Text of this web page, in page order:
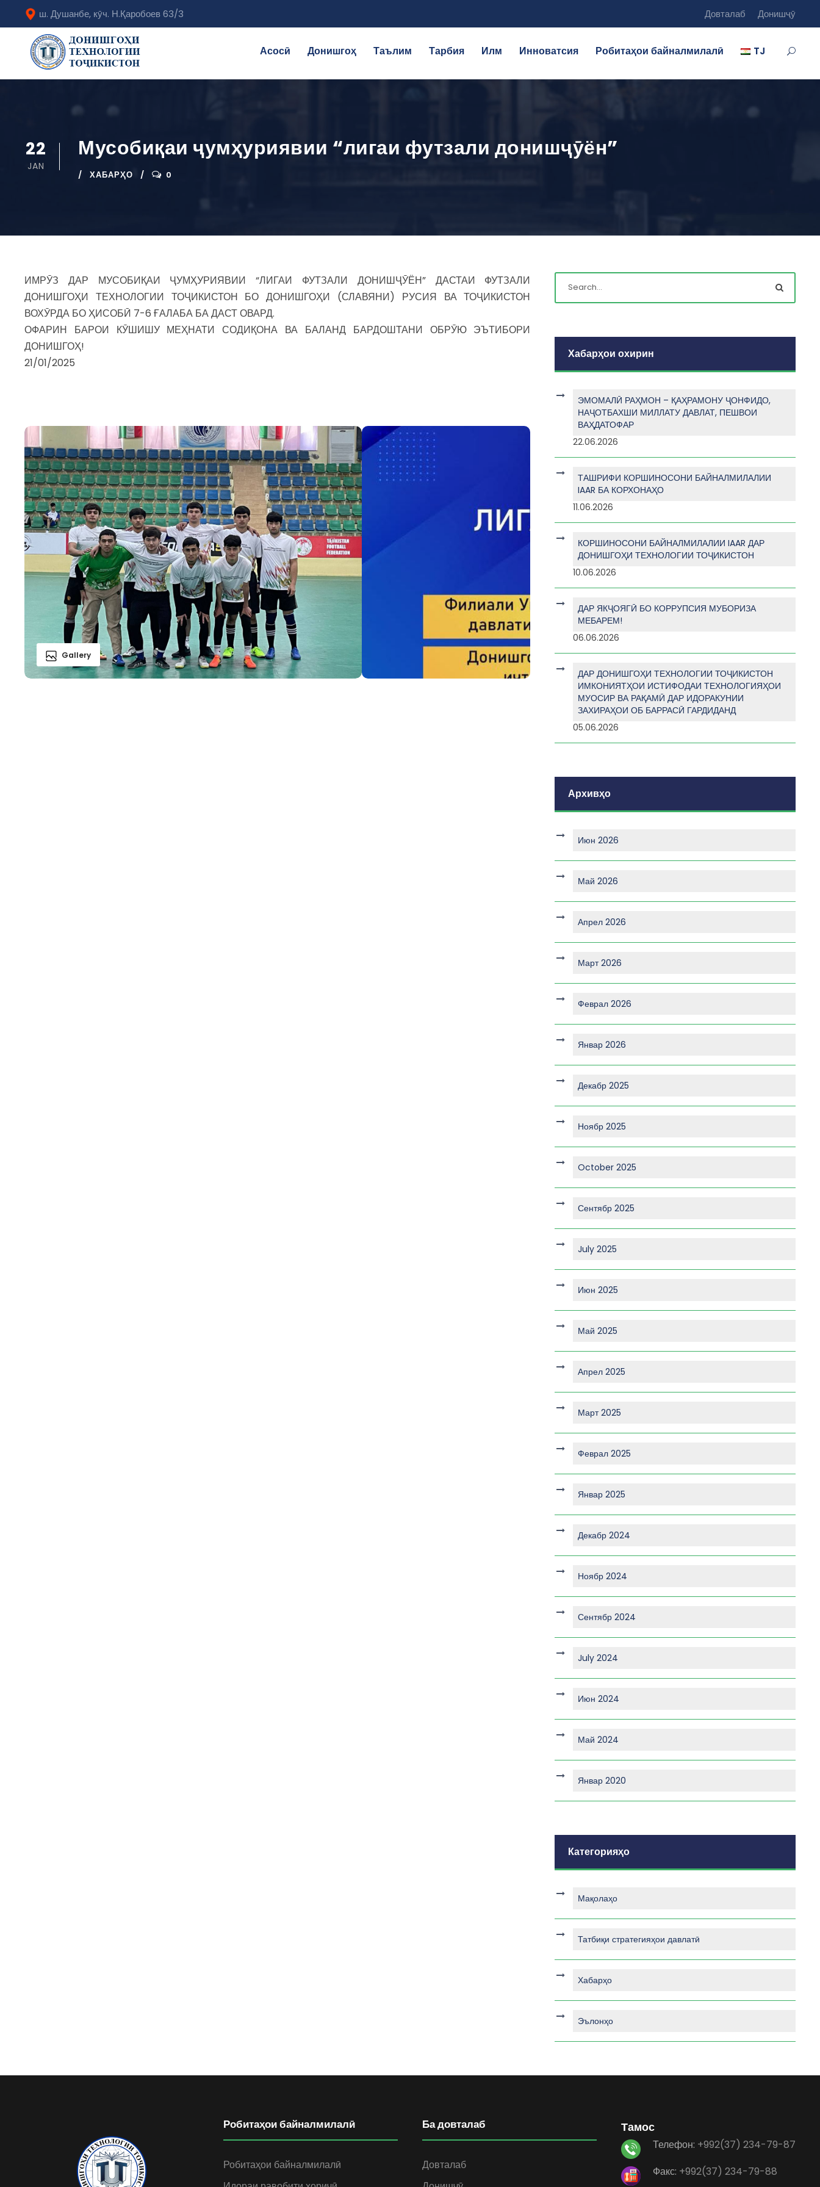
ш. Душанбе, кӯч. Н.Қаробоев 63/3 Довталаб Донишҷӯ
Асосӣ Донишгоҳ Таълим Тарбия Илм Инноватсия Робитаҳои байналмилалӣ TJ
22
JAN
Мусобиқаи ҷумҳуриявии “лигаи футзали донишҷӯён”
ХАБАРҲО 0
ИМРӮЗ ДАР МУСОБИҚАИ ҶУМҲУРИЯВИИ “ЛИГАИ ФУТЗАЛИ ДОНИШҶӮЁН” ДАСТАИ ФУТЗАЛИ
ДОНИШГОҲИ ТЕХНОЛОГИИ ТОҶИКИСТОН БО ДОНИШГОҲИ (СЛАВЯНИ) РУСИЯ ВА ТОҶИКИСТОН
ВОХӮРДА БО ҲИСОБӢ 7-6 ҒАЛАБА БА ДАСТ ОВАРД.
ОФАРИН БАРОИ КӮШИШУ МЕҲНАТИ СОДИҚОНА ВА БАЛАНД БАРДОШТАНИ ОБРӮЮ ЭЪТИБОРИ
ДОНИШГОҲ!
21/01/2025
Gallery
Хабарҳои охирин
ЭМОМАЛӢ РАҲМОН – ҚАҲРАМОНУ ҶОНФИДО,
НАҶОТБАХШИ МИЛЛАТУ ДАВЛАТ, ПЕШВОИ
ВАҲДАТОФАР
22.06.2026
ТАШРИФИ КОРШИНОСОНИ БАЙНАЛМИЛАЛИИ
IAAR БА КОРХОНАҲО
11.06.2026
КОРШИНОСОНИ БАЙНАЛМИЛАЛИИ IAAR ДАР
ДОНИШГОҲИ ТЕХНОЛОГИИ ТОҶИКИСТОН
10.06.2026
ДАР ЯКҶОЯГӢ БО КОРРУПСИЯ МУБОРИЗА
МЕБАРЕМ!
06.06.2026
ДАР ДОНИШГОҲИ ТЕХНОЛОГИИ ТОҶИКИСТОН
ИМКОНИЯТҲОИ ИСТИФОДАИ ТЕХНОЛОГИЯҲОИ
МУОСИР ВА РАҚАМӢ ДАР ИДОРАКУНИИ
ЗАХИРАҲОИ ОБ БАРРАСӢ ГАРДИДАНД
05.06.2026
Архивҳо
Июн 2026
Май 2026
Апрел 2026
Март 2026
Феврал 2026
Январ 2026
Декабр 2025
Ноябр 2025
October 2025
Сентябр 2025
July 2025
Июн 2025
Май 2025
Апрел 2025
Март 2025
Феврал 2025
Январ 2025
Декабр 2024
Ноябр 2024
Сентябр 2024
July 2024
Июн 2024
Май 2024
Январ 2020
Категорияҳо
Мақолаҳо
Татбиқи стратегияҳои давлатӣ
Хабарҳо
Эълонҳо
Робитаҳои байналмилалӣ
Робитаҳои байналмилалӣ
Ба довталаб
Довталаб
Тамос
Телефон: +992(37) 234-79-87
Факс: +992(37) 234-79-88